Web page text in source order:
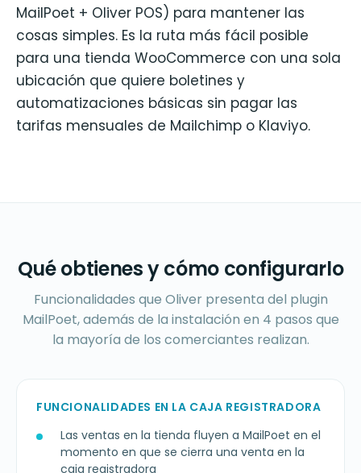
MailPoet + Oliver POS) para mantener las
cosas simples. Es la ruta más fácil posible
para una tienda WooCommerce con una sola
ubicación que quiere boletines y
automatizaciones básicas sin pagar las
tarifas mensuales de Mailchimp o Klaviyo.
Qué obtienes y cómo configurarlo
Funcionalidades que Oliver presenta del plugin
MailPoet, además de la instalación en 4 pasos que
la mayoría de los comerciantes realizan.
FUNCIONALIDADES EN LA CAJA REGISTRADORA
Las ventas en la tienda fluyen a MailPoet en el
momento en que se cierra una venta en la
caja registradora